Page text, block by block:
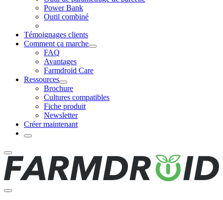
Power Bank
Outil combiné
Témoignages clients
Comment ça marche
FAQ
Avantages
Farmdroid Care
Ressources
Brochure
Cultures compatibles
Fiche produit
Newsletter
Créer maintenant